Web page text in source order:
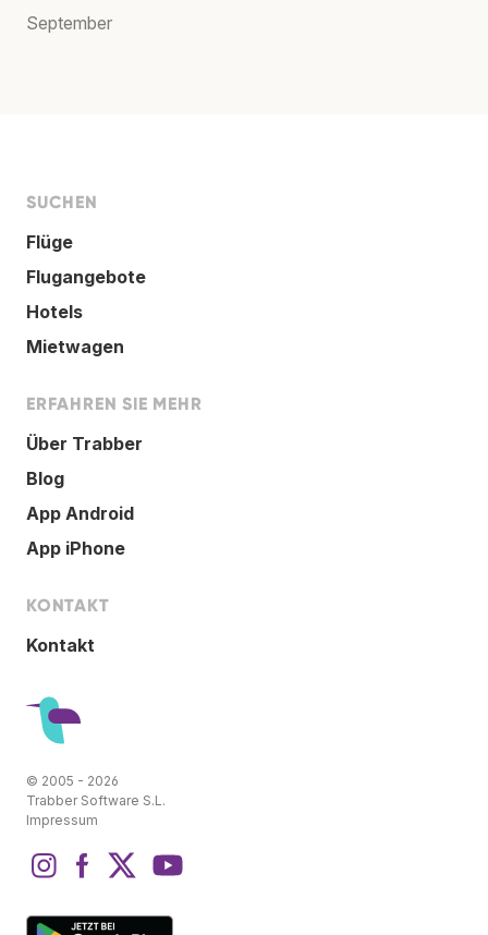
September
SUCHEN
Flüge
Flugangebote
Hotels
Mietwagen
ERFAHREN SIE MEHR
Über Trabber
Blog
App Android
App iPhone
KONTAKT
Kontakt
© 2005 - 2026
Trabber Software S.L.
Impressum